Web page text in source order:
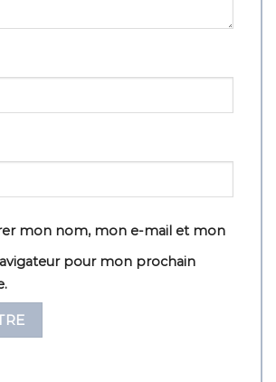
mon nom, mon e-mail et mon
pour mon prochain